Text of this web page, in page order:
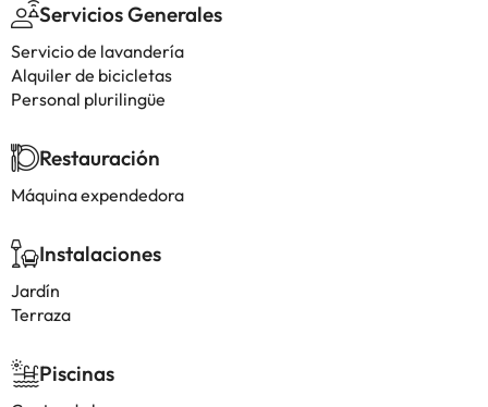
Servicios Generales
Servicio de lavandería
Alquiler de bicicletas
Personal plurilingüe
Restauración
Máquina expendedora
Instalaciones
Jardín
Terraza
Piscinas